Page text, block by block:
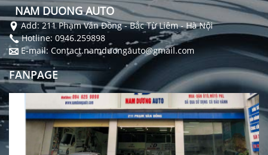
NAM DUONG AUTO
Add: 211 Phạm Văn Đồng - Bắc Từ Liêm - Hà Nội
Hotline: 0946.259898
E-mail: Contact.namduongauto@gmail.com
FANPAGE